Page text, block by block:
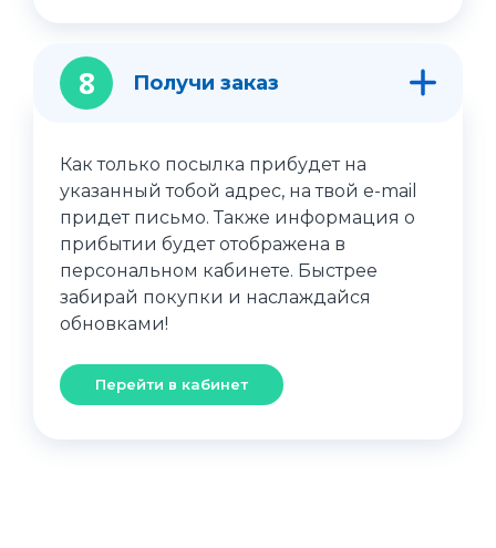
8 Получи заказ
Как только посылка прибудет на
указанный тобой адрес, на твой e-mail
придет письмо. Также информация о
прибытии будет отображена в
персональном кабинете. Быстрее
забирай покупки и наслаждайся
обновками!
Перейти в кабинет